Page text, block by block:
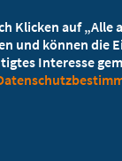
Klicken auf
und können die
Interesse